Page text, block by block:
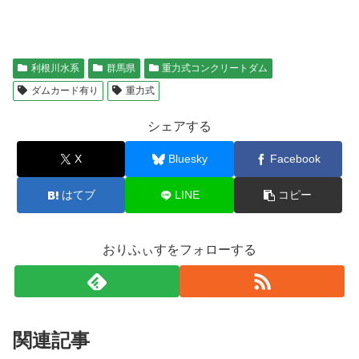
利根川水系 群馬県
重力式コンクリートダム
ダムカード有り
重力式
シェアする
X Bluesky Facebook
はてブ LINE コピー
おりふぃすをフォローする
関連記事